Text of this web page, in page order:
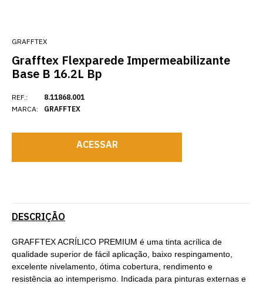
GRAFFTEX
Grafftex Flexparede Impermeabilizante
Base B 16.2L Bp
REF.:
MARCA:
8.11868.001
GRAFFTEX
ACESSAR
DESCRIÇÃO
GRAFFTEX ACRÍLICO PREMIUM é uma tinta acrílica de
qualidade superior de fácil aplicação, baixo respingamento,
excelente nivelamento, ótima cobertura, rendimento e
resistência ao intemperismo. Indicada para pinturas externas e